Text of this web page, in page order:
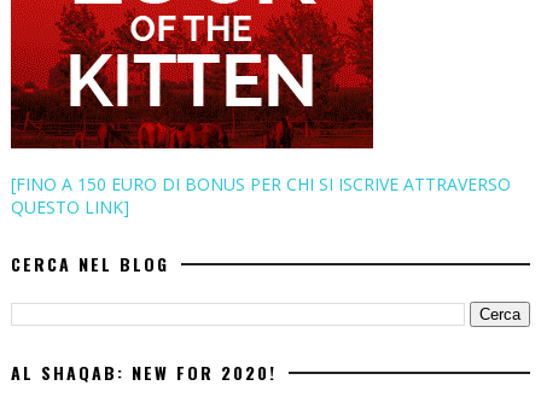
[FINO A 150 EURO DI BONUS PER CHI SI ISCRIVE ATTRAVERSO
QUESTO LINK]
CERCA NEL BLOG
AL SHAQAB: NEW FOR 2020!